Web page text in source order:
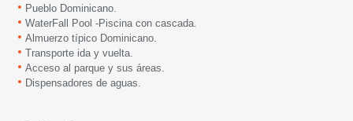
Pueblo Dominicano.
WaterFall Pool -Piscina con cascada.
Almuerzo típico Dominicano.
Transporte ida y vuelta.
Acceso al parque y sus áreas.
Dispensadores de aguas.